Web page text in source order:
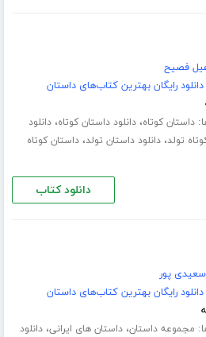
فصیح
دانلود رایگان بهترین کتاب‌های داستان
داستان کوتاه،دانلود داستان کوتاه،دانلود
تولد،دانلود داستان تولد،داستان کوتاه
دانلود کتاب
پور
دانلود رایگان بهترین کتاب‌های داستان
مجموعه داستان،داستان های ایرانی،دانلود